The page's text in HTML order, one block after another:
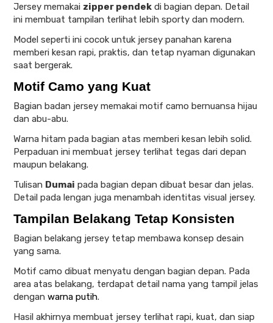
Jersey memakai zipper pendek di bagian depan. Detail
ini membuat tampilan terlihat lebih sporty dan modern.
Model seperti ini cocok untuk jersey panahan karena
memberi kesan rapi, praktis, dan tetap nyaman digunakan
saat bergerak.
Motif Camo yang Kuat
Bagian badan jersey memakai motif camo bernuansa hijau
dan abu-abu.
Warna hitam pada bagian atas memberi kesan lebih solid.
Perpaduan ini membuat jersey terlihat tegas dari depan
maupun belakang.
Tulisan Dumai pada bagian depan dibuat besar dan jelas.
Detail pada lengan juga menambah identitas visual jersey.
Tampilan Belakang Tetap Konsisten
Bagian belakang jersey tetap membawa konsep desain
yang sama.
Motif camo dibuat menyatu dengan bagian depan. Pada
area atas belakang, terdapat detail nama yang tampil jelas
dengan warna putih.
Hasil akhirnya membuat jersey terlihat rapi, kuat, dan siap